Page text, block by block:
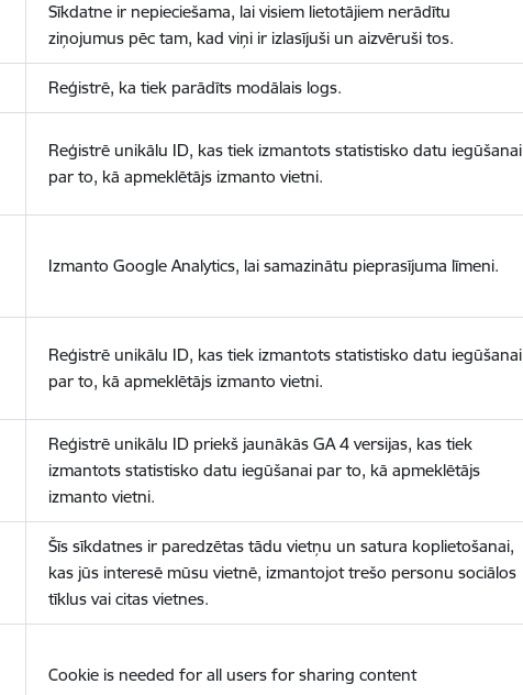
Sīkdatne ir nepieciešama, lai visiem lietotājiem nerādītu
ziņojumus pēc tam, kad viņi ir izlasījuši un aizvēruši tos.
Reģistrē, ka tiek parādīts modālais logs.
Reģistrē unikālu ID, kas tiek izmantots statistisko datu iegūšanai
par to, kā apmeklētājs izmanto vietni.
Izmanto Google Analytics, lai samazinātu pieprasījuma līmeni.
Reģistrē unikālu ID, kas tiek izmantots statistisko datu iegūšanai
par to, kā apmeklētājs izmanto vietni.
Reģistrē unikālu ID priekš jaunākās GA 4 versijas, kas tiek
izmantots statistisko datu iegūšanai par to, kā apmeklētājs
izmanto vietni.
Šīs sīkdatnes ir paredzētas tādu vietņu un satura koplietošanai,
kas jūs interesē mūsu vietnē, izmantojot trešo personu sociālos
tīklus vai citas vietnes.
Cookie is needed for all users for sharing content